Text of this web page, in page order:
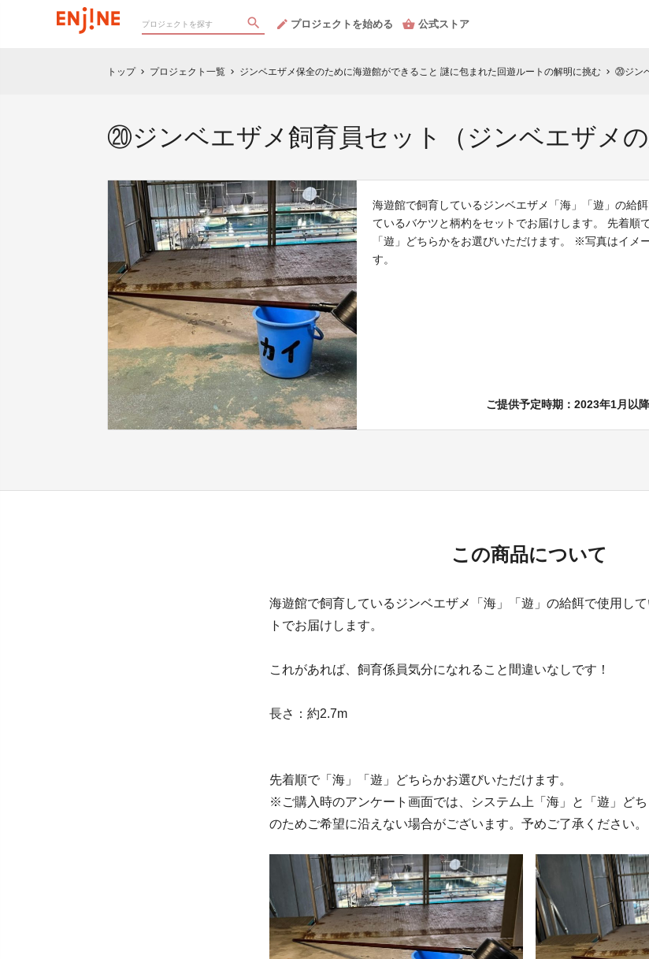
プロジェクトを始める 公式ストア
トップ chevron_right プロジェクト一覧 chevron_right ジンベエザメ保全のために海遊館ができること 謎に包まれた回遊ルートの解明に挑む chevron_right ⑳ジン
⑳ジンベエザメ飼育員セット（ジンベエザメの
海遊館で飼育しているジンベエザメ「海」「遊」の給
ているバケツと柄杓をセットでお届けします。 先着順で
「遊」どちらかをお選びいただけます。 ※写真はイメ
す。
ご提供予定時期：2023年1月以
この商品について
海遊館で飼育しているジンベエザメ「海」「遊」の給餌で使用し
トでお届けします。
これがあれば、飼育係員気分になれること間違いなしです！
長さ：約2.7m
先着順で「海」「遊」どちらかお選びいただけます。
※ご購入時のアンケート画面では、システム上「海」と「遊」ど
のためご希望に沿えない場合がございます。予めご了承ください。